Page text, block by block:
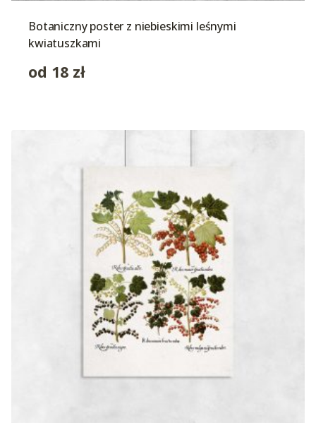
Botaniczny poster z niebieskimi leśnymi
kwiatuszkami
od 18 zł